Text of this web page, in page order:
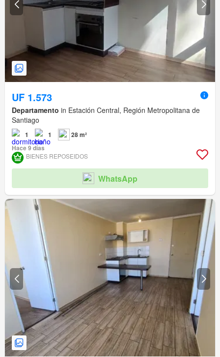
UF 1.573
Departamento in Estación Central, Región Metropolitana de
Santiago
1 1
28 m²
Hace 9 días
BIENES REPOSEIDOS
WhatsApp